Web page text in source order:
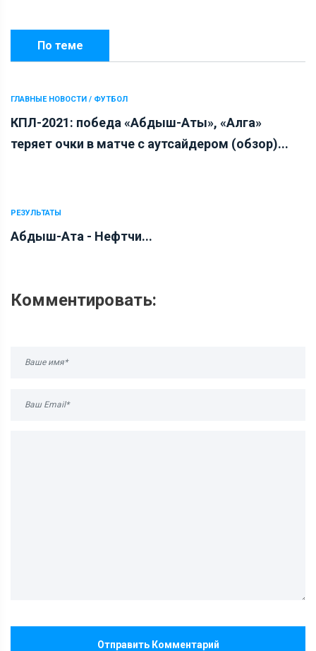
По теме
ГЛАВНЫЕ НОВОСТИ / ФУТБОЛ
КПЛ-2021: победа «Абдыш-Аты», «Алга»
теряет очки в матче с аутсайдером (обзор)...
РЕЗУЛЬТАТЫ
Абдыш-Ата - Нефтчи...
Комментировать:
Отправить Комментарий